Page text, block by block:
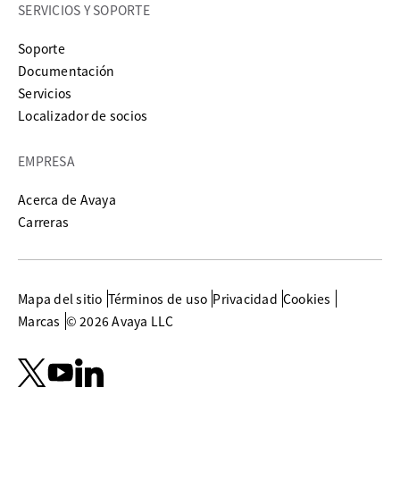
SERVICIOS Y SOPORTE
Soportese abre en una pestaña nueva
Documentación
Servicios
Localizador de socios
EMPRESA
Acerca de Avaya
Carreras
Mapa del sitio Términos de uso Privacidad Cookies
Marcas © 2026 Avaya LLC
se abre en una pestaña nueva